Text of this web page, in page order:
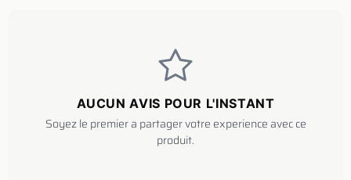
AUCUN AVIS POUR L'INSTANT
Soyez le premier a partager votre experience avec ce
produit.